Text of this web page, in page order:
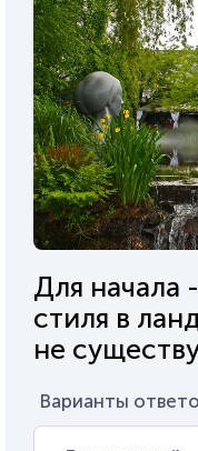
Для начала
стиля в
не
Варианты